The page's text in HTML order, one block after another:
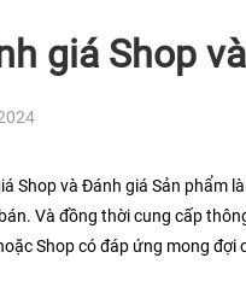
giá Shop
Shop và Đánh giá Sản phẩm
Và đồng thời cung cấp
Shop có đáp ứng mong đợi